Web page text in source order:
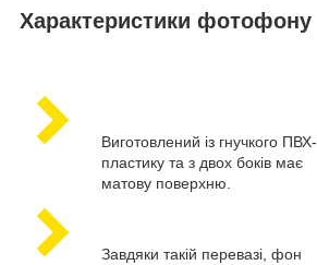
Характеристики фотофону
Виготовлений із гнучкого ПВХ-
пластику та з двох боків має
матову поверхню.
Завдяки такій перевазі, фон